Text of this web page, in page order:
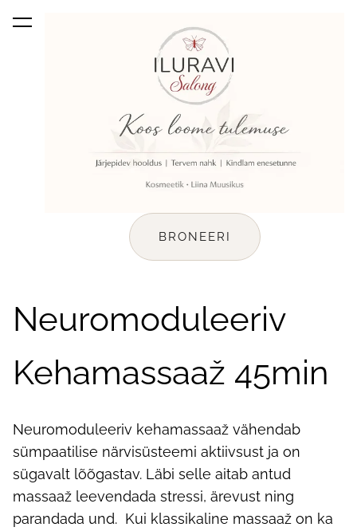
BRONEERI
lisati ostukorvi. Vaata ostukorvi
Neuromoduleeriv
Kehamassaaž 45min
Neuromoduleeriv kehamassaaž vähendab
sümpaatilise närvisüsteemi aktiivsust ja on
sügavalt lõõgastav. Läbi selle aitab antud
massaaž leevendada stressi, ärevust ning
parandada und. Kui klassikaline massaaž on ka